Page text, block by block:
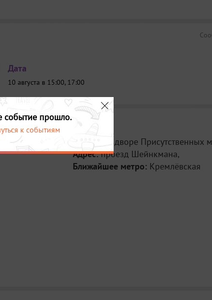
Дата
10 августа в 15:00, 17:00
Место:
Во дворе Присутственных
Адрес:проезд Шейнкмана,
Ближайшее метро: Кремлёвская
событие прошло.
к событиям